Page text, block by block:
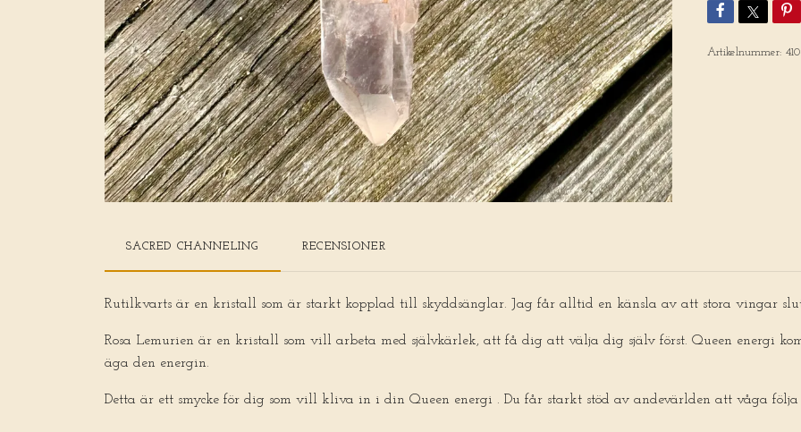
Artikelnummer: 410
SACRED CHANNELING RECENSIONER
Rutilkvarts är en kristall som är starkt kopplad till skyddsänglar. Jag får alltid en känsla av att stora vingar
Rosa Lemurien är en kristall som vill arbeta med självkärlek, att få dig att välja dig själv först. Queen energi
äga den energin.
Detta är ett smycke för dig som vill kliva in i din Queen energi . Du får starkt stöd av andevärlden att våga